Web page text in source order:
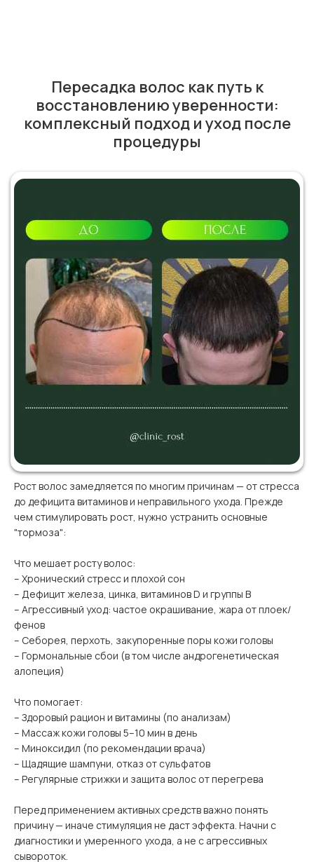
Пересадка волос как путь к
восстановлению уверенности:
комплексный подход и уход после
процедуры
Рост волос замедляется по многим причинам — от стресса
до дефицита витаминов и неправильного ухода. Прежде
чем стимулировать рост, нужно устранить основные
"тормоза":
Что мешает росту волос:
– Хронический стресс и плохой сон
– Дефицит железа, цинка, витаминов D и группы B
– Агрессивный уход: частое окрашивание, жара от плоек/
фенов
– Себорея, перхоть, закупоренные поры кожи головы
– Гормональные сбои (в том числе андрогенетическая
алопеция)
Что помогает:
– Здоровый рацион и витамины (по анализам)
– Массаж кожи головы 5–10 мин в день
– Миноксидил (по рекомендации врача)
– Щадящие шампуни, отказ от сульфатов
– Регулярные стрижки и защита волос от перегрева
Перед применением активных средств важно понять
причину — иначе стимуляция не даст эффекта. Начни с
диагностики и умеренного ухода, а не с агрессивных
сывороток.